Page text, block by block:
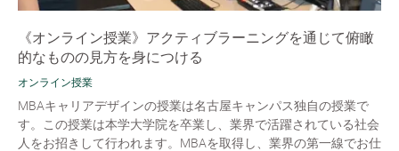
《オンライン授業》アクティブラーニングを通じて俯瞰
的なものの見方を身につける
オンライン授業
MBAキャリアデザインの授業は名古屋キャンパス独自の授業で
す。この授業は本学大学院を卒業し、業界で活躍されている社会
人をお招きして行われます。MBAを取得し、業界の第一線でお仕